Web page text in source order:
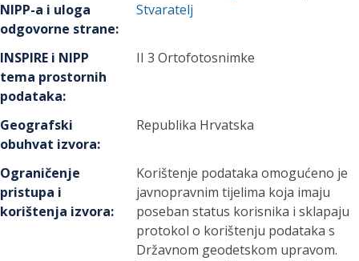
NIPP-a i uloga
odgovorne strane:
Stvaratelj
INSPIRE i NIPP
tema prostornih
podataka:
II 3 Ortofotosnimke
Geografski
obuhvat izvora:
Republika Hrvatska
Ograničenje
pristupa i
korištenja izvora:
Korištenje podataka omogućeno je
javnopravnim tijelima koja imaju
poseban status korisnika i sklapaju
protokol o korištenju podataka s
Državnom geodetskom upravom.